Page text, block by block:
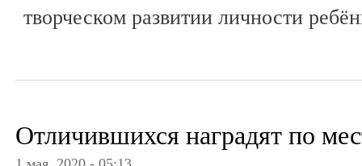
творческом развитии личности
Отличившихся наградят по